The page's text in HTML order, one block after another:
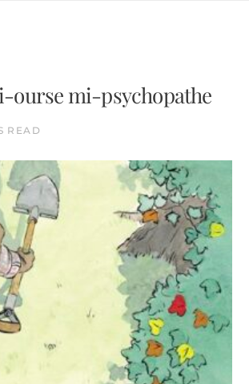
ourse mi-psychopathe
READ